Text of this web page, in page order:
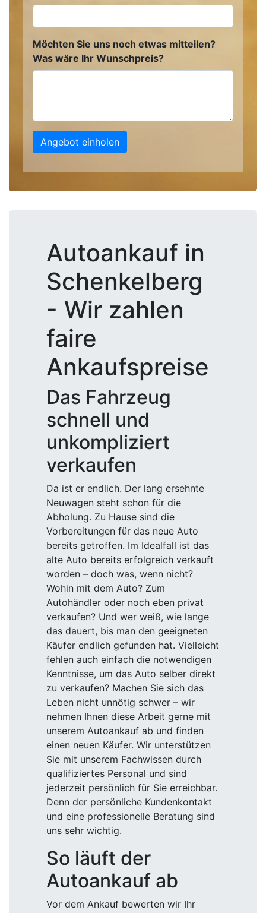
Möchten Sie uns noch etwas mitteilen?
Was wäre Ihr Wunschpreis?
Angebot einholen
Autoankauf in
Schenkelberg
- Wir zahlen
faire
Ankaufspreise
Das Fahrzeug
schnell und
unkompliziert
verkaufen
Da ist er endlich. Der lang ersehnte
Neuwagen steht schon für die
Abholung. Zu Hause sind die
Vorbereitungen für das neue Auto
bereits getroffen. Im Idealfall ist das
alte Auto bereits erfolgreich verkauft
worden – doch was, wenn nicht?
Wohin mit dem Auto? Zum
Autohändler oder noch eben privat
verkaufen? Und wer weiß, wie lange
das dauert, bis man den geeigneten
Käufer endlich gefunden hat. Vielleicht
fehlen auch einfach die notwendigen
Kenntnisse, um das Auto selber direkt
zu verkaufen? Machen Sie sich das
Leben nicht unnötig schwer – wir
nehmen Ihnen diese Arbeit gerne mit
unserem Autoankauf ab und finden
einen neuen Käufer. Wir unterstützen
Sie mit unserem Fachwissen durch
qualifiziertes Personal und sind
jederzeit persönlich für Sie erreichbar.
Denn der persönliche Kundenkontakt
und eine professionelle Beratung sind
uns sehr wichtig.
So läuft der
Autoankauf ab
Vor dem Ankauf bewerten wir Ihr